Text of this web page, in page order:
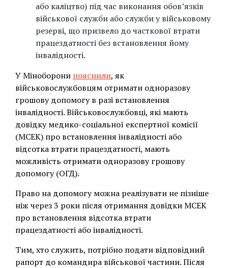
або каліцтво) під час виконання обов’язків
військової служби або служби у військовому
резерві, що призвело до часткової втрати
працездатності без встановлення йому
інвалідності.
У Міноборони пояснили, як
військовослужбовцям отримати одноразову
грошову допомогу в разі встановлення
інвалідності. Військовослужбовці, які мають
довідку медико-соціальної експертної комісії
(МСЕК) про встановлення інвалідності або
відсотка втрати працездатності, мають
можливість отримати одноразову грошову
допомогу (ОГД).
Право на допомогу можна реалізувати не пізніше
ніж через 3 роки після отримання довідки МСЕК
про встановлення відсотка втрати
працездатності або інвалідності.
Тим, хто служить, потрібно подати відповідний
рапорт до командира військової частини. Після